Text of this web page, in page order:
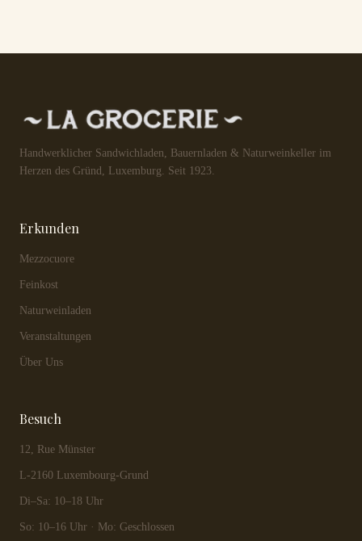
Handwerklicher Sandwichladen, Bauernladen & Naturweinkeller im
Herzen des Gründ, Luxemburg. Seit 1923.
Erkunden
Mezzocuore
Feinkost
Naturweinladen
Veranstaltungen
Über Uns
Besuch
12, Rue Münster
L-2160 Luxembourg-Grund
Di–Sa: 10–18 Uhr
So: 10–16 Uhr · Mo: Geschlossen